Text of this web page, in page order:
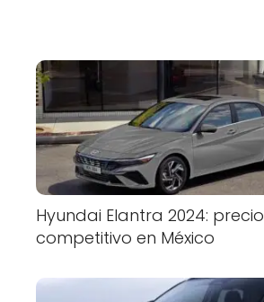
Hyundai Elantra 2024: precio
competitivo en México